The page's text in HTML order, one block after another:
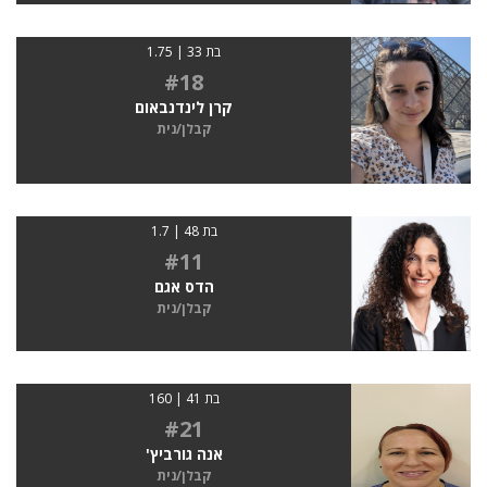
בת 33 | 1.75
#18
קרן לינדנבאום
קבלן/נית
בת 48 | 1.7
#11
הדס אגם
קבלן/נית
בת 41 | 160
#21
אנה גורביץ'
קבלן/נית